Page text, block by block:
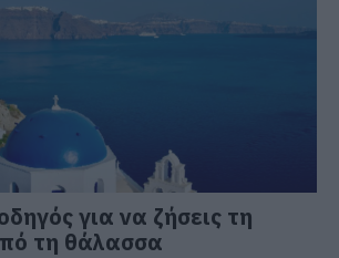
για να ζήσεις τη
τη θάλασσα